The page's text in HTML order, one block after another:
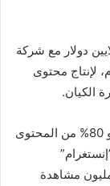
العدو الإسرائيلي، عقداً بقيمة 6 ملايين دولار مع شركة
لإنتاج محتوى
الكيان.
وذكرت وسائل إعلام أميركية أنه سيتم تصميم نحو 80% من المحتوى
والبودكاست، بهدف الوصول إلى 50 مليون مشاهدة